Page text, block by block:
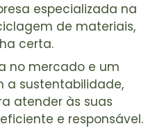
especializada na
de materiais,
certa.
no mercado e um
a sustentabilidade,
atender às suas
e responsável.